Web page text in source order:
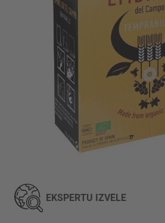
uz
galerijas
sākumu
EKSPERTU IZVĒLE